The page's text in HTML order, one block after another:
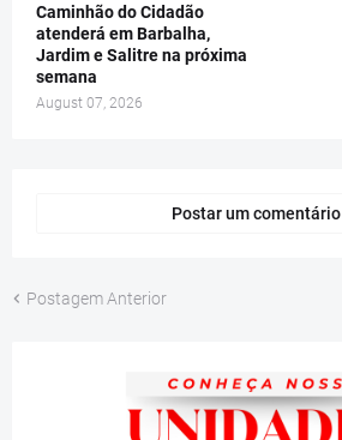
Caminhão do Cidadão
atenderá em Barbalha,
Jardim e Salitre na próxima
semana
August 07, 2026
Postar um
Postagem Anterior